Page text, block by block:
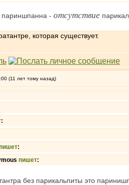
париншпанна - отсутствие
которая существует.
(11 лет тому назад)
:
:
пишет:
без парикальпиты это